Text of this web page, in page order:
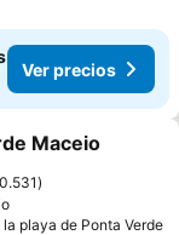
Ver precios
Maceio
playa de Ponta Verde